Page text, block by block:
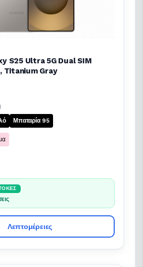
S25 Ultra 5G Dual SIM
Titanium Gray
Μπαταρία 95
Λεπτομέρειες